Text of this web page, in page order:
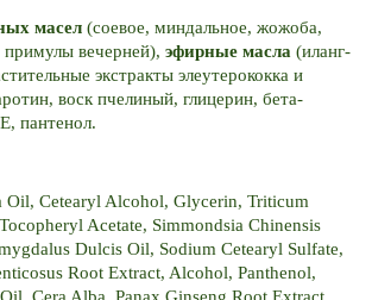
масел (соевое, миндальное, жожоба,
вечерней), эфирные масла (иланг-
экстракты элеутерококка и
воск пчелиный, глицерин, бета-
пантенол.
Oil, Cetearyl Alcohol, Glycerin, Triticum
Acetate, Simmondsia Chinensis
Dulcis Oil, Sodium Cetearyl Sulfate,
Root Extract, Alcohol, Panthenol,